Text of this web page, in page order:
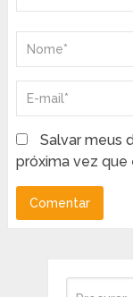
Salvar meus
próxima vez que